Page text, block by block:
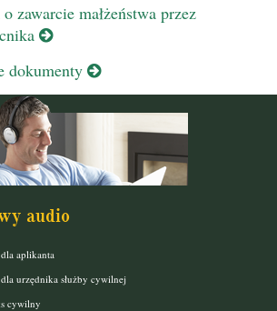
zawarcie małżeństwa przez
dokumenty
audio
aplikanta
urzędnika służby cywilnej
cywilny